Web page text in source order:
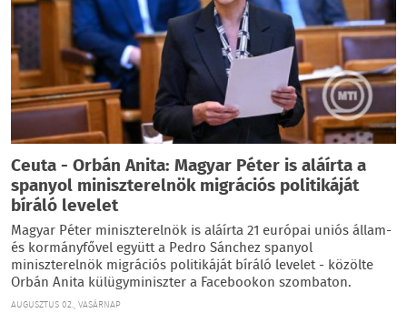
Ceuta - Orbán Anita: Magyar Péter is aláírta a
spanyol miniszterelnök migrációs politikáját
bíráló levelet
Magyar Péter miniszterelnök is aláírta 21 európai uniós állam-
és kormányfővel együtt a Pedro Sánchez spanyol
miniszterelnök migrációs politikáját bíráló levelet - közölte
Orbán Anita külügyminiszter a Facebookon szombaton.
AUGUSZTUS 02., VASÁRNAP